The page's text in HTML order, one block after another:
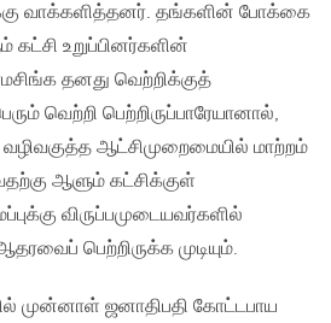
வாக்களித்தனர். தங்களின் போக்கை
உறுப்பினர்களின்
தனது வெற்றிக்குத்
வெற்றி பெற்றிருப்பாரேயானால்,
ஆட்சிமுறைமையில் மாற்றம்
ஆளும் கட்சிக்குள்
விருப்பமுடையவர்களில்
பெற்றிருக்க முடியும்.
முன்னாள் ஜனாதிபதி கோட்டபாய